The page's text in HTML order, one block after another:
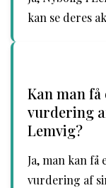
kan se deres
Kan man
vurdering
Lemvig?
Ja, man kan
vurdering af